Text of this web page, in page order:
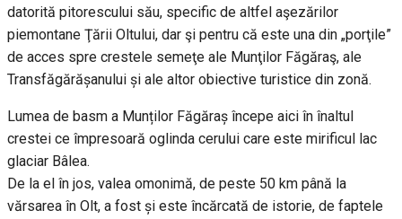
datorită pitorescului său, specific de altfel aşezărilor
piemontane Ţării Oltului, dar şi pentru că este una din „porţile”
de acces spre crestele semeţe ale Munţilor Făgăraş, ale
Transfăgărășanului și ale altor obiective turistice din zonă.
Lumea de basm a Munților Făgăraș începe aici în înaltul
crestei ce împresoară oglinda cerului care este mirificul lac
glaciar Bâlea.
De la el în jos, valea omonimă, de peste 50 km până la
vărsarea în Olt, a fost și este încărcată de istorie, de faptele